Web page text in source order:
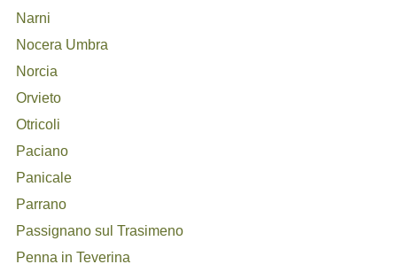
Narni
Nocera Umbra
Norcia
Orvieto
Otricoli
Paciano
Panicale
Parrano
Passignano sul Trasimeno
Penna in Teverina